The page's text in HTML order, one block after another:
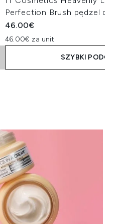
Perfection Brush pędzel do
46.00€
46.00€ za unit
SZYBKI PODGLĄD